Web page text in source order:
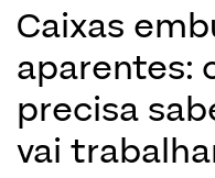
Caixas
aparentes:
precisa
vai